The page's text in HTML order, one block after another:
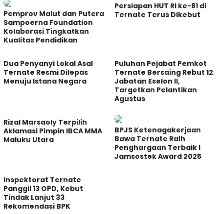
Pemprov Malut dan Putera
Sampoerna Foundation
Kolaborasi Tingkatkan
Kualitas Pendidikan
Persiapan HUT RI ke-81 di
Ternate Terus Dikebut
Dua Penyanyi Lokal Asal
Ternate Resmi Dilepas
Menuju Istana Negara
Puluhan Pejabat Pemkot
Ternate Bersaing Rebut 12
Jabatan Eselon II,
Targetkan Pelantikan
Agustus
Rizal Marsaoly Terpilih
Aklamasi Pimpin IBCA MMA
Maluku Utara
BPJS Ketenagakerjaan
Bawa Ternate Raih
Penghargaan Terbaik I
Jamsostek Award 2025
Inspektorat Ternate
Panggil 13 OPD, Kebut
Tindak Lanjut 33
Rekomendasi BPK